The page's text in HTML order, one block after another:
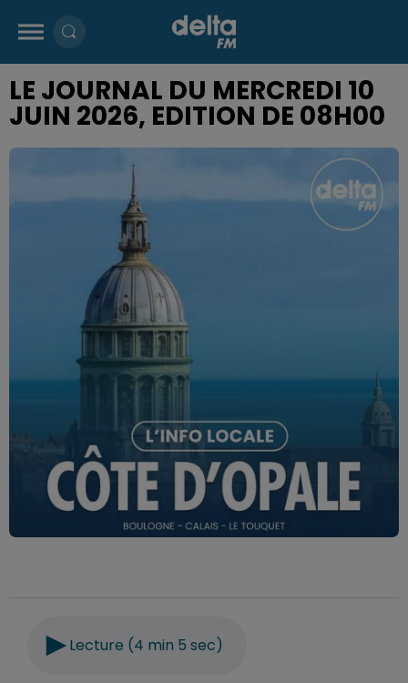
LE JOURNAL DU MERCREDI 10
JUIN 2026, EDITION DE 08H00
Lecture (4 min 5 sec)